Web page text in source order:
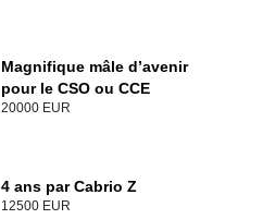
Magnifique mâle d’avenir
pour le CSO ou CCE
20000 EUR
4 ans par Cabrio Z
12500 EUR